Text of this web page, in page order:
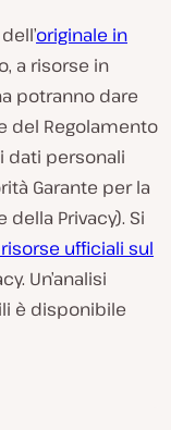
originale in
a risorse in
potranno dare
del Regolamento
dati personali
Garante per la
della Privacy). Si
ufficiali sul
Un’analisi
è disponibile